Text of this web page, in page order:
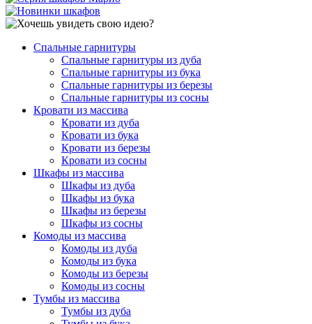
Спальные гарнитуры
Спальные гарнитуры из дуба
Спальные гарнитуры из бука
Спальные гарнитуры из березы
Спальные гарнитуры из сосны
Кровати из массива
Кровати из дуба
Кровати из бука
Кровати из березы
Кровати из сосны
Шкафы из массива
Шкафы из дуба
Шкафы из бука
Шкафы из березы
Шкафы из сосны
Комоды из массива
Комоды из дуба
Комоды из бука
Комоды из березы
Комоды из сосны
Тумбы из массива
Тумбы из дуба